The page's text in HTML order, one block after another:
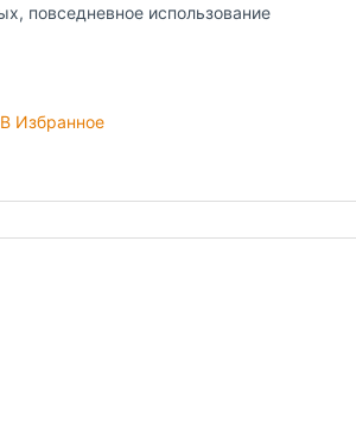
повседневное использование
В Избранное